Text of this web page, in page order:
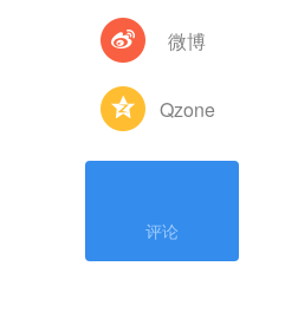
微博
Qzone
评论